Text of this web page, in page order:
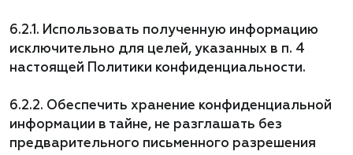
6.2.1. Использовать полученную информацию
исключительно для целей, указанных в п. 4
настоящей Политики конфиденциальности.
6.2.2. Обеспечить хранение конфиденциальной
информации в тайне, не разглашать без
предварительного письменного разрешения